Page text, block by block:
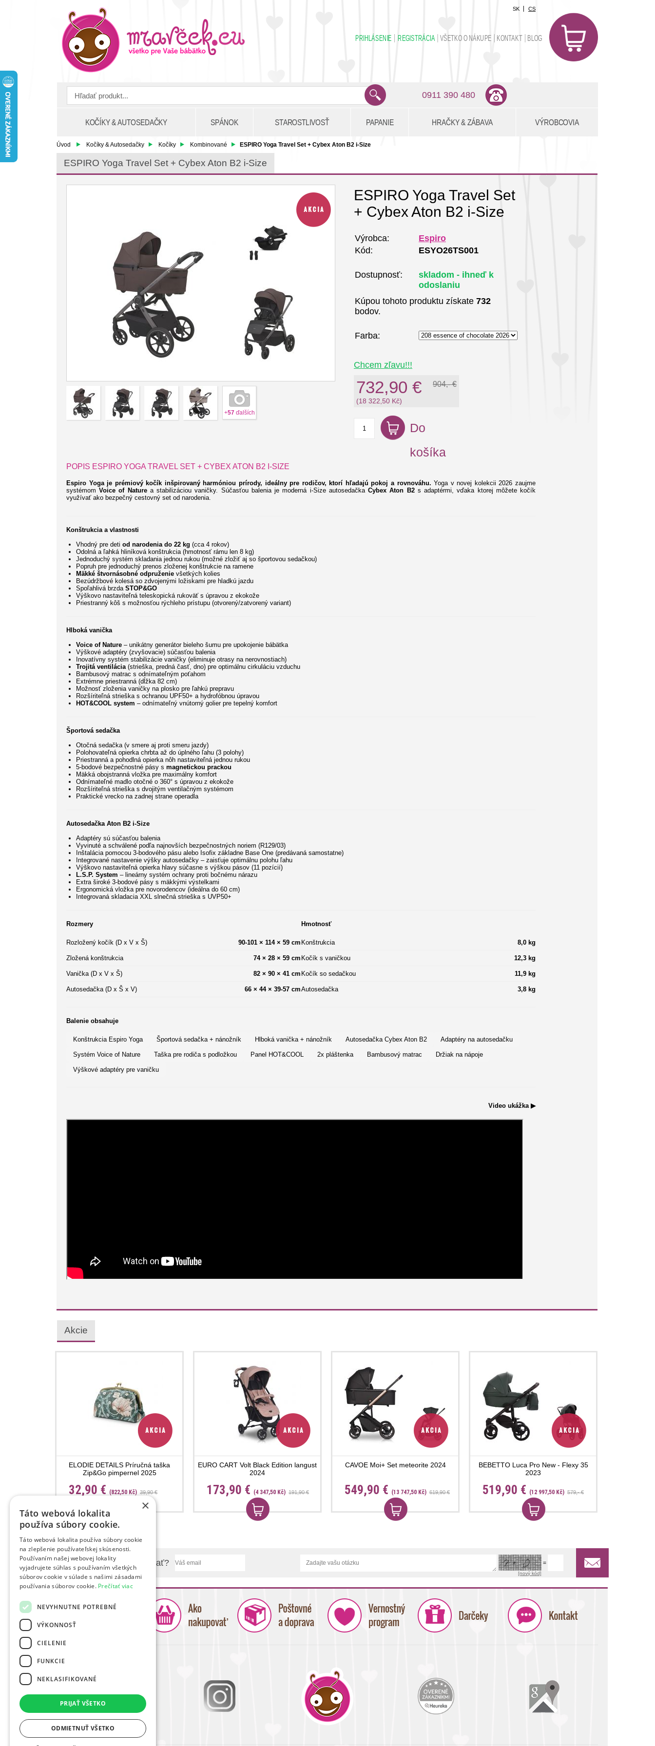
0položiek
0,00 €
SK CS
PRIHLÁSENIE REGISTRÁCIA VŠETKO O NÁKUPE KONTAKT BLOG
0911 390 480
KOČÍKY & AUTOSEDAČKY SPÁNOK STAROSTLIVOSŤ PAPANIE HRAČKY & ZÁBAVA VÝROBCOVIA
Úvod Kočíky & Autosedačky Kočíky Kombinované ESPIRO Yoga Travel Set + Cybex Aton B2 i-Size
ESPIRO Yoga Travel Set + Cybex Aton B2 i-Size
+57ďalších
ESPIRO Yoga Travel Set
+ Cybex Aton B2 i-Size
Výrobca:
Espiro
Kód:
ESYO26TS001
Dostupnosť:
skladom - ihneď k
odoslaniu
Kúpou tohoto produktu získate 732
bodov.
Farba:
Chcem zľavu!!!
904,- €
732,90 €
(18 322,50 Kč)
Do
košíka
POPIS ESPIRO YOGA TRAVEL SET + CYBEX ATON B2 I-SIZE
Espiro Yoga je prémiový kočík inšpirovaný harmóniou prírody, ideálny pre rodičov, ktorí hľadajú pokoj a rovnováhu. Yoga v novej kolekcii 2026 zaujme
systémomVoice of Naturea stabilizáciou vaničky. Súčasťou balenia je moderná i-Size autosedačkaCybex Aton B2s adaptérmi, vďaka ktorej môžete kočík
využívať ako bezpečný cestovný set od narodenia.
Konštrukcia a vlastnosti
Vhodný pre deti od narodenia do 22 kg (cca 4 rokov)
Odolná a ľahká hliníková konštrukcia (hmotnosť rámu len 8 kg)
Jednoduchý systém skladania jednou rukou (možné zložiť aj so športovou sedačkou)
Popruh pre jednoduchý prenos zloženej konštrukcie na ramene
Mäkké štvornásobné odpruženie všetkých kolies
Bezúdržbové kolesá so zdvojenými ložiskami pre hladkú jazdu
Spoľahlivá brzda STOP&GO
Výškovo nastaviteľná teleskopická rukoväť s úpravou z ekokože
Priestranný kôš s možnosťou rýchleho prístupu (otvorený/zatvorený variant)
Hlboká vanička
Voice of Nature – unikátny generátor bieleho šumu pre upokojenie bábätka
Výškové adaptéry (zvyšovacie) súčasťou balenia
Inovatívny systém stabilizácie vaničky (eliminuje otrasy na nerovnostiach)
Trojitá ventilácia(strieška, predná časť, dno) pre optimálnu cirkuláciu vzduchu
Bambusový matrac s odnímateľným poťahom
Extrémne priestranná (dĺžka 82 cm)
Možnosť zloženia vaničky na plosko pre ľahkú prepravu
Rozšíriteľná strieška s ochranou UPF50+ a hydrofóbnou úpravou
HOT&COOL system – odnímateľný vnútorný golier pre tepelný komfort
Športová sedačka
Otočná sedačka (v smere aj proti smeru jazdy)
Polohovateľná opierka chrbta až do úplného ľahu (3 polohy)
Priestranná a pohodlná opierka nôh nastaviteľná jednou rukou
5-bodové bezpečnostné pásy s magnetickou prackou
Mäkká obojstranná vložka pre maximálny komfort
Odnímateľné madlo otočné o 360° s úpravou z ekokože
Rozšíriteľná strieška s dvojitým ventilačným systémom
Praktické vrecko na zadnej strane operadla
Autosedačka Aton B2 i-Size
Adaptéry sú súčasťou balenia
Vyvinuté a schválené podľa najnovších bezpečnostných noriem (R129/03)
Inštalácia pomocou 3-bodového pásu alebo Isofix základne Base One (predávaná samostatne)
Integrované nastavenie výšky autosedačky – zaisťuje optimálnu polohu ľahu
Výškovo nastaviteľná opierka hlavy súčasne s výškou pásov (11 pozícií)
L.S.P. System – lineárny systém ochrany proti bočnému nárazu
Extra široké 3-bodové pásy s mäkkými výstelkami
Ergonomická vložka pre novorodencov (ideálna do 60 cm)
Integrovaná skladacia XXL slnečná strieška s UVP50+
Rozmery
Rozložený kočík (D x V x Š) 90-101 × 114 × 59 cm
Zložená konštrukcia 74 × 28 × 59 cm
Vanička (D x V x Š) 82 × 90 × 41 cm
Autosedačka (D x Š x V) 66 × 44 × 39-57 cm
Hmotnosť
Konštrukcia 8,0 kg
Kočík s vaničkou 12,3 kg
Kočík so sedačkou 11,9 kg
Autosedačka 3,8 kg
Balenie obsahuje
Konštrukcia Espiro Yoga Športová sedačka + nánožník Hlboká vanička + nánožník Autosedačka Cybex Aton B2 Adaptéry na autosedačku
Systém Voice of Nature Taška pre rodiča s podložkou Panel HOT&COOL 2x pláštenka Bambusový matrac Držiak na nápoje
Výškové adaptéry pre vaničku
Video ukážka ▶
Akcie
ELODIE DETAILS Príručná taška
Zip&Go pimpernel 2025
32,90 € (822,50 Kč) 39,90 €
EURO CART Volt Black Edition langust
2024
173,90 € (4 347,50 Kč) 191,90 €
CAVOE Moi+ Set meteorite 2024
549,90 € (13 747,50 Kč) 619,90 €
BEBETTO Luca Pro New - Flexy 35
2023
519,90 € (12 997,50 Kč) 579,- €
Chcete sa nás niečo spýtať?
[nový kód]
=
×
Táto webová lokalita
používa súbory cookie.
Táto webová lokalita používa súbory cookie
na zlepšenie používateľskej skúsenosti.
Používaním našej webovej lokality
vyjadrujete súhlas s používaním všetkých
súborov cookie v súlade s našimi zásadami
používania súborov cookie. Prečítať viac
NEVYHNUTNE POTREBNÉ
VÝKONNOSŤ
CIELENIE
FUNKCIE
NEKLASIFIKOVANÉ
PRIJAŤ VŠETKO
ODMIETNUŤ VŠETKO